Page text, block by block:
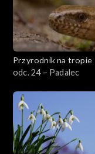
Przyrodnik na tropie
odc. 24 – Padalec